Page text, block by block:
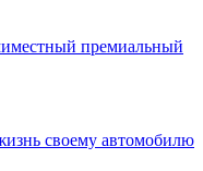
премиальный
своему автомобилю